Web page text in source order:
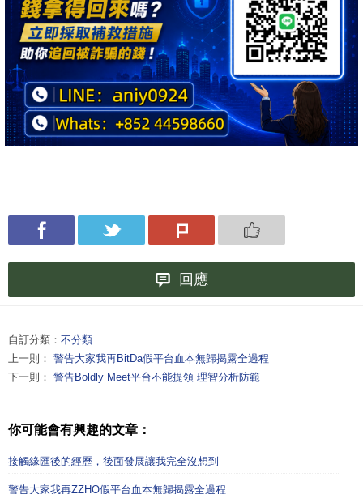
回應
自訂分類： 不分類
上一則： 警告大家我再BitDa假平台血本無歸揭露全過程
下一則： 警告Boldly Meet平台不能提領 理智分析防範
你可能會有興趣的文章：
接觸緣匯後的經歷，後面發展讓我完全沒想到
警告大家我再ZZHO假平台血本無歸揭露全過程